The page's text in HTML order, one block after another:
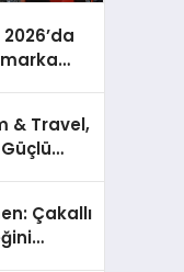
& Travel,
Çakallı